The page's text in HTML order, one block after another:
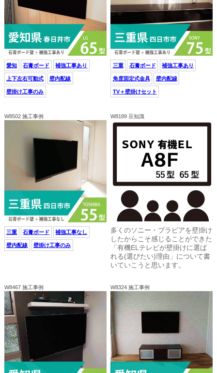
愛知 石膏ボード 補強工事あり
上下左右可動式 壁内配線
壁掛け工事のみ
三重 石膏ボード 補強工事あり
角度固定式金具 壁内配線
TV＋壁掛けセット
W8502 施工事例
三重 石膏ボード 補強工事なし
壁内配線 壁掛け工事のみ
W8189 豆知識
多くのソニー・ブラビアを壁掛け
したからこそ感じることができた
「有機ELテレビが壁掛けに選ば
れる(選びたい)理由」について書
いていこうと思います。
W8467 施工事例 W8324 施工事例